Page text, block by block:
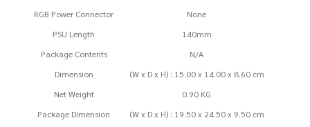
RGB Power Connector
None
PSU Length
140mm
Package Contents
N/A
Dimension
(W x D x H) : 15.00 x 14.00 x 8.60 cm
Net Weight
0.90 KG
Package Dimension
(W x D x H) : 19.50 x 24.50 x 9.50 cm